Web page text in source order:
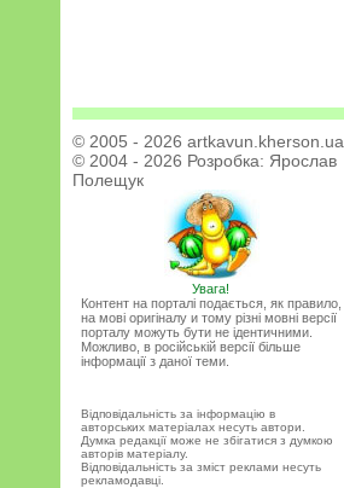
© 2005 - 2026 artkavun.kherson.ua
© 2004 - 2026 Розробка: Ярослав
Полещук
Увага!
Контент на порталі подається, як правило,
на мові оригіналу и тому різні мовні версії
порталу можуть бути не ідентичними.
Можливо, в російській версії більше
інформації з даної теми.
Відповідальність за інформацію в
авторських матеріалах несуть автори.
Думка редакції може не збігатися з думкою
авторів матеріалу.
Відповідальність за зміст реклами несуть
рекламодавці.